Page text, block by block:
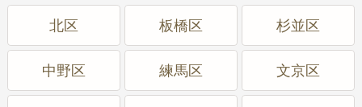
北区 板橋区 杉並区
中野区 練馬区 文京区